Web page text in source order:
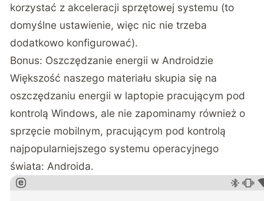
korzystać z akceleracji sprzętowej systemu (to
domyślne ustawienie, więc nic nie trzeba
dodatkowo konfigurować).
Bonus: Oszczędzanie energii w Androidzie
Większość naszego materiału skupia się na
oszczędzaniu energii w laptopie pracującym pod
kontrolą Windows, ale nie zapominamy również o
sprzęcie mobilnym, pracującym pod kontrolą
najpopularniejszego systemu operacyjnego
świata: Androida.